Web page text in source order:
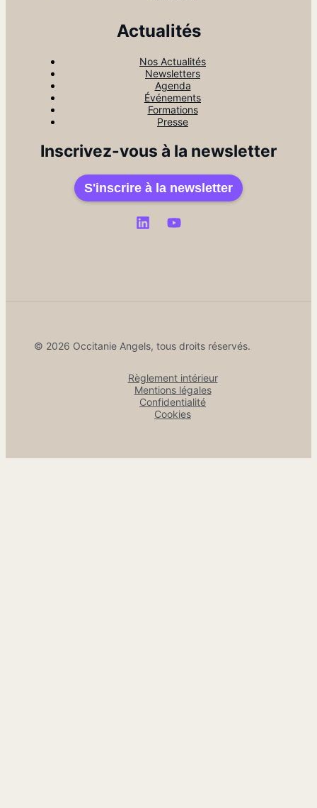
Actualités
Nos Actualités
Newsletters
Agenda
Événements
Formations
Presse
Inscrivez-vous à la newsletter
S'inscrire à la newsletter
© 2026 Occitanie Angels, tous droits réservés.
Règlement intérieur
Mentions légales
Confidentialité
Cookies